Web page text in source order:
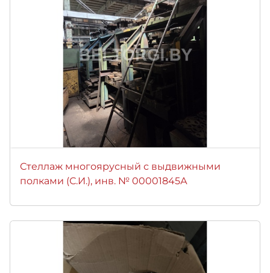
Стеллаж многоярусный с выдвижными
полками (С.И.), инв. № 00001845А